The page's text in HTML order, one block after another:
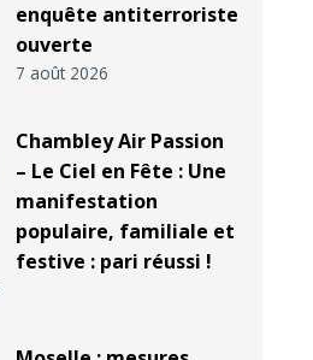
enquête antiterroriste
ouverte
7 août 2026
Chambley Air Passion
– Le Ciel en Fête : Une
manifestation
populaire, familiale et
festive : pari réussi !